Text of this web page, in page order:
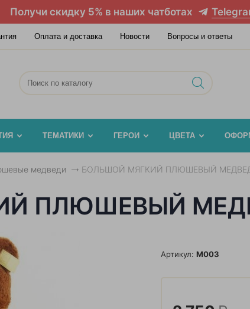
Получи скидку 5% в наших чатботах
Оплата и доставка Новости Вопросы и ответы
ТЕМАТИКИ ГЕРОИ ЦВЕТА
медведи БОЛЬШОЙ МЯГКИЙ ПЛЮШЕВЫЙ
ПЛЮШЕВЫЙ
Артикул: M003